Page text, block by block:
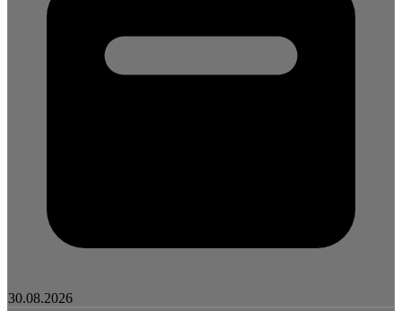
30.08.2026